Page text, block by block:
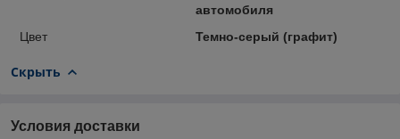
автомобиля
Цвет
Темно-серый (графит)
Скрыть
Условия доставки